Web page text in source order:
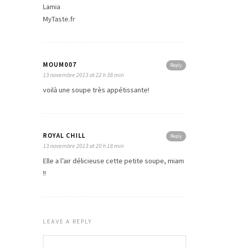
Lamia
MyTaste.fr
Reply
MOUM007
13 novembre 2013 at 22 h 38 min
voilà une soupe très appétissante!
Reply
ROYAL CHILL
13 novembre 2013 at 20 h 18 min
Elle a l’air délicieuse cette petite soupe, miam
!!
LEAVE A REPLY